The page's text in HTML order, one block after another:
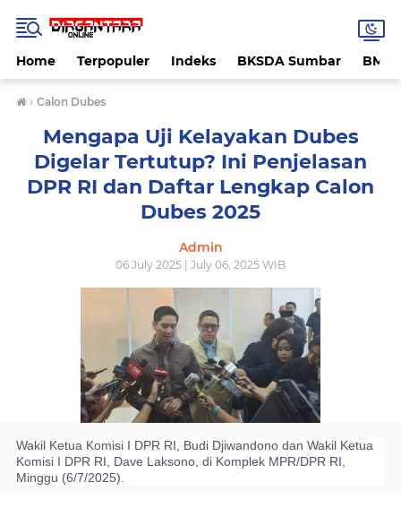
Home Terpopuler Indeks BKSDA Sumbar
› Calon Dubes
Mengapa Uji Kelayakan Dubes
Digelar Tertutup? Ini Penjelasan
DPR RI dan Daftar Lengkap Calon
Dubes 2025
Admin
06 July 2025 | July 06, 2025 WIB
Wakil Ketua Komisi I DPR RI, Budi Djiwandono dan Wakil Ketua
Komisi I DPR RI, Dave Laksono, di Komplek MPR/DPR RI,
Minggu (6/7/2025).